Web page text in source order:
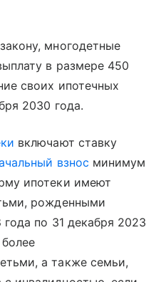
многодетные
в размере 450
своих ипотечных
2030 года.
включают ставку
взнос минимум
ипотеки имеют
рожденными
по 31 декабря 2023
а также семьи,